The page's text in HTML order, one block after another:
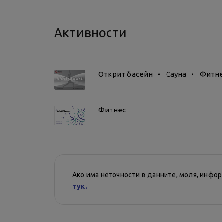
Сезонът на басейна ще продължи до 15
Активности
Открит басейн Сауна
Фитнес
Ако има неточности в данните, моля,
тук.